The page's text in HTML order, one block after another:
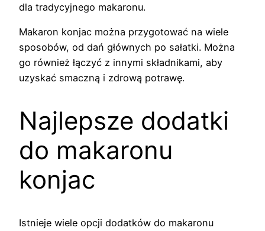
dla tradycyjnego makaronu.
Makaron konjac można przygotować na wiele
sposobów, od dań głównych po sałatki. Można
go również łączyć z innymi składnikami, aby
uzyskać smaczną i zdrową potrawę.
Najlepsze dodatki
do makaronu
konjac
Istnieje wiele opcji dodatków do makaronu